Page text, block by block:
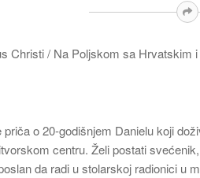
Christi / Na Poljskom sa Hrvatskim
o 20-godišnjem Danielu koji
centru. Želi postati
da radi u stolarskoj radionici u